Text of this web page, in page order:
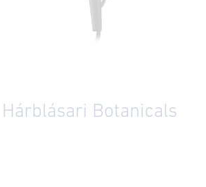
Botanicals